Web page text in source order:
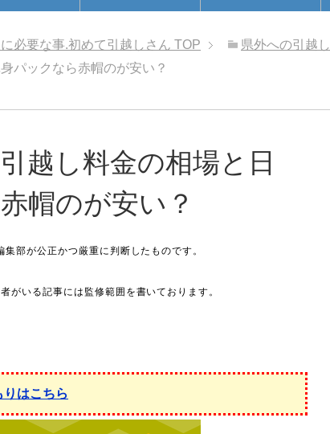
必要な事.初めて引越しさん TOP
県外への引越し
パックなら赤帽のが安い？
越し料金の相場と日
帽のが安い？
はこちら